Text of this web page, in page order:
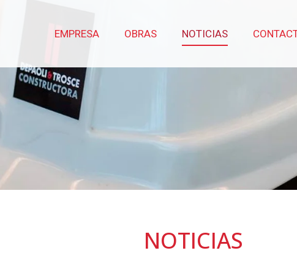
EMPRESA OBRAS NOTICIAS
NOTICIAS